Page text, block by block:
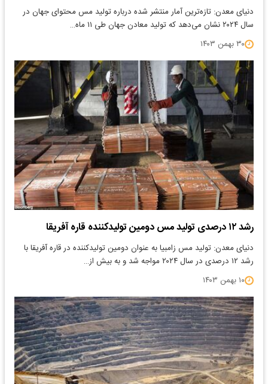
دنیای معدن: تازه‌ترین آمار منتشر شده درباره تولید مس محتوای جهان در
سال ۲۰۲۴ نشان می‌دهد که تولید معادن جهان طی ۱۱ ماه…
۳۰ بهمن ۱۴۰۳
رشد ۱۲ درصدی تولید مس دومین تولیدکننده قاره آفریقا
دنیای معدن: تولید مس زامبیا به عنوان دومین تولیدکننده در قاره آفریقا با
رشد ۱۲ درصدی در سال ۲۰۲۴ مواجه شد و به بیش از…
۱۰ بهمن ۱۴۰۳